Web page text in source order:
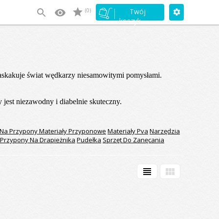
(0)
Twój
koszyk
świat wędkarzy niesamowitymi pomysłami.
niezawodny i diabelnie skuteczny.
PrzyponyMateriały Przyponowe Materiały Pva Narzędzia
Przypony Na Drapieżnika Pudełka Sprzęt Do Zanęcania
view_module
view_headline